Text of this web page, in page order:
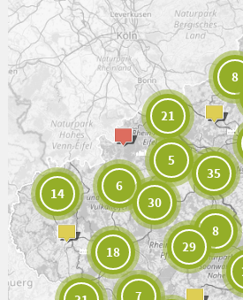
6
14
8
30
29
8
35
5
21
18
7